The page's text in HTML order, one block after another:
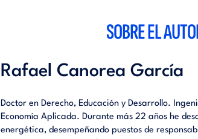
SOBRE EL
Rafael Canorea García
Doctor en Derecho, Educación y Desarrollo.
Economía Aplicada. Durante más 22 años he
energética, desempeñando puestos de